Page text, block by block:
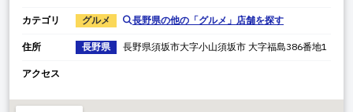
カテゴリ グルメ 長野県の他の「グルメ 」店舗を探す
住所 長野県 長野県須坂市大字小山須坂市 大字福島386番地1
アクセス